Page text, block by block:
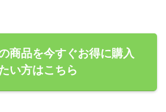
商品を今すぐお得に購入
い方はこちら